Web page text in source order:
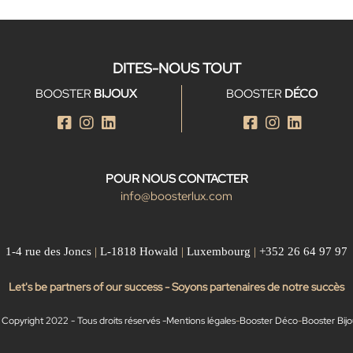
DITES-NOUS TOUT
BOOSTER BIJOUX BOOSTER DÉCO
POUR NOUS CONTACTER
info@boosterlux.com
1-4 rue des Joncs | L-1818 Howald | Luxembourg | +352 26 64 97 97
Let's be partners of our success - Soyons partenaires de notre succès
2022 - Tous droits réservés -Mentions légales-Booster Déco-Booster